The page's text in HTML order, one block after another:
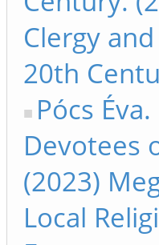
Clergy
20th
Pócs
Devotees
(2023)
Local